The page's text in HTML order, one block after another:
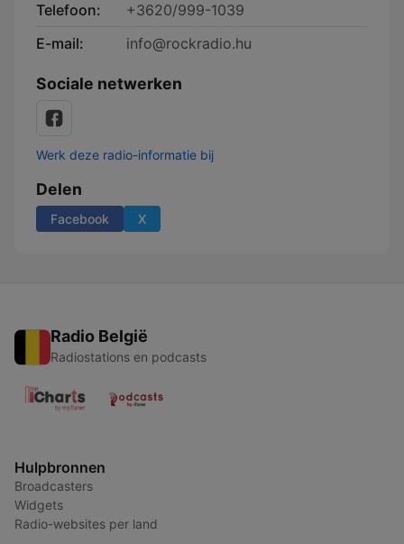
Telefoon:
+3620/999-1039
E-mail:
info@rockradio.hu
Sociale netwerken
Werk deze radio-informatie bij
Delen
Facebook X
Radio België
Radiostations en podcasts
Hulpbronnen
Broadcasters
Widgets
Radio-websites per land